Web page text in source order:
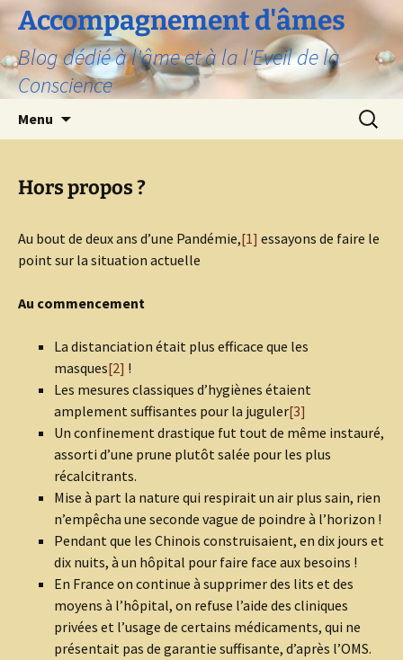
Aller
contenu
Accompagnement d'âmes
Blog dédié à l'âme et à la l'Eveil de la
Conscience
Menu
Hors propos ?
Au bout de deux ans d’une Pandémie,[1] essayons de faire le
point sur la situation actuelle
Au commencement
La distanciation était plus efficace que les
masques[2] !
Les mesures classiques d’hygiènes étaient
amplement suffisantes pour la juguler[3]
Un confinement drastique fut tout de même instauré,
assorti d’une prune plutôt salée pour les plus
récalcitrants.
Mise à part la nature qui respirait un air plus sain, rien
n’empêcha une seconde vague de poindre à l’horizon !
Pendant que les Chinois construisaient, en dix jours et
dix nuits, à un hôpital pour faire face aux besoins !
En France on continue à supprimer des lits et des
moyens à l’hôpital, on refuse l’aide des cliniques
privées et l’usage de certains médicaments, qui ne
présentait pas de garantie suffisante, d’après l’OMS.